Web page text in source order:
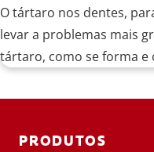
O tártaro nos dentes,
levar a problemas mais
tártaro, como se forma e
PRODUTOS